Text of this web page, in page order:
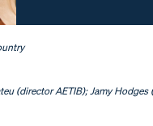
(director AETIB); Jamy Hodges